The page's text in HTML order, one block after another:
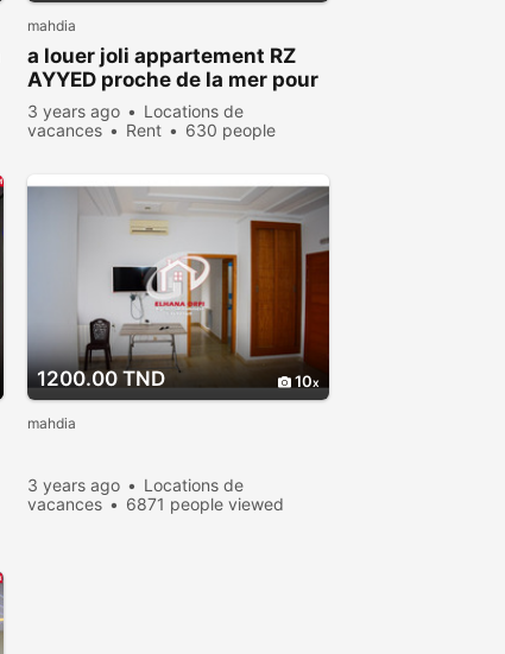
mahdia
a louer joli appartement RZ
AYYED proche de la mer pour
vacance
3 years ago
Locations de
vacances
Rent
630 people
1200.00 TND 10
mahdia
3 years ago
Locations de
vacances
6871 people viewed